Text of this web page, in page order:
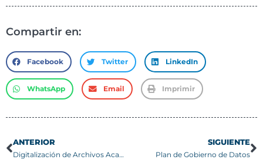
Compartir en:
Facebook Twitter LinkedIn
WhatsApp Email Imprimir
ANTERIOR
Digitalización de Archivos Académicos
SIGUIENTE
Plan de Gobierno de Datos